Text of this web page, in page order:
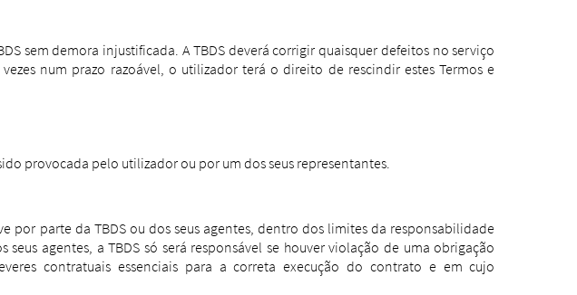
sem demora injustificada. A TBDS deverá corrigir quaisquer defeitos no serviço
num prazo razoável, o utilizador terá o direito de rescindir estes Termos e
provocada pelo utilizador ou por um dos seus representantes.
por parte da TBDS ou dos seus agentes, dentro dos limites da responsabilidade
agentes, a TBDS só será responsável se houver violação de uma obrigação
contratuais essenciais para a correta execução do contrato e em cujo